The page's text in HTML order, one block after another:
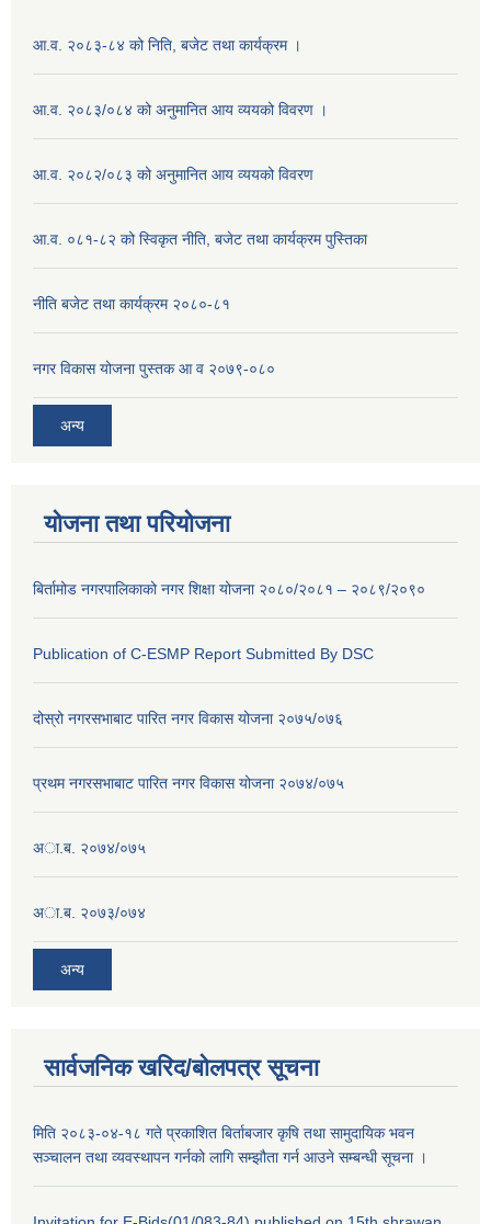
आ.व. २०८३-८४ को निति, बजेट तथा कार्यक्रम ।
आ.व. २०८३/०८४ को अनुमानित आय व्ययको विवरण ।
आ.व. २०८२/०८३ को अनुमानित आय व्ययको विवरण
आ.व. ०८१-८२ को स्विकृत नीति, बजेट तथा कार्यक्रम पुस्तिका
नीति बजेट तथा कार्यक्रम २०८०-८१
नगर विकास योजना पुस्तक आ व २०७९-०८०
अन्य
योजना तथा परियोजना
बिर्तामोड नगरपालिकाको नगर शिक्षा योजना २०८०/२०८१ – २०८९/२०९०
Publication of C-ESMP Report Submitted By DSC
दोस्रो नगरसभाबाट पारित नगर विकास योजना २०७५/०७६
प्रथम नगरसभाबाट पारित नगर विकास योजना २०७४/०७५
अा.ब. २०७४/०७५
अा.ब. २०७३/०७४
अन्य
सार्वजनिक खरिद/बोलपत्र सूचना
मिति २०८३-०४-१८ गते प्रकाशित बिर्ताबजार कृषि तथा सामुदायिक भवन
सञ्चालन तथा व्यवस्थापन गर्नको लागि सम्झौता गर्न आउने सम्बन्धी सूचना ।